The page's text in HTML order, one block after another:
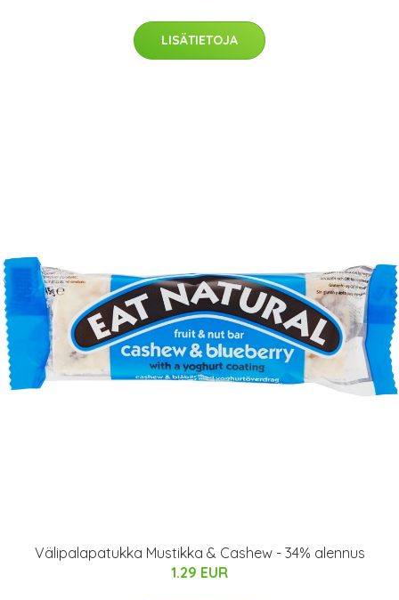
LISÄTIETOJA
Välipalapatukka Mustikka & Cashew - 34% alennus
1.29 EUR